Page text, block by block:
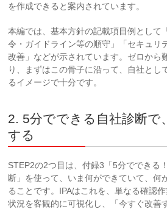
を作成できると案内されています。
本編では、基本方針の記載項目例として
令・ガイドライン等の順守」「セキュリ
改善」などが示されています。ゼロから
り、まずはこの骨子に沿って、自社とし
るイメージで十分です。
2. 5分でできる自社診断で
する
STEP2の2つ目は、付録3「5分でできる
断」を使って、いま何ができていて、何
ることです。IPAはこれを、単なる確認
状況を客観的に可視化し、「今すぐ改善